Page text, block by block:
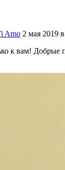
Amo 2 мая 2019 в
к вам! Добрые